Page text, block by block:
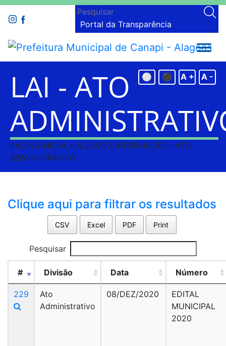
Portal da Transparência
LAI - ATO
PÁGINA INICIAL > ACESSO A INFORMAÇÃO > ATO
ADMINISTRATIVO
A -
A +
⚫
⚪
Clique aqui para filtrar os resultados
CSV Excel PDF Print
Pesquisar
# Divisão Data Número
229
Ato
Administrativo
08/DEZ/2020
EDITAL
MUNICIPAL
2020